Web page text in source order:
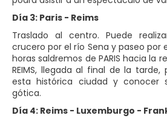
Día 3: Paris - Reims
Traslado al centro. Puede
crucero por el río Sena y paseo por
horas saldremos de PARIS hacia la
REIMS, llegada al final de la
esta histórica ciudad y conocer
gótica.
Día 4: Reims - Luxemburgo -